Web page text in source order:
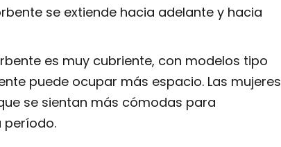
se extiende hacia adelante y hacia
es muy cubriente, con modelos tipo
puede ocupar más espacio. Las mujeres
se sientan más cómodas para
período.